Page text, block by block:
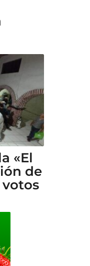
«El
de
votos